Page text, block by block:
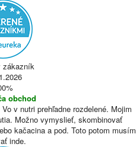
zákazník
obchod
v nutri prehľadne rozdelené. Mojim
Možno vymyslieť, skombinovať
kačacina a pod. Toto potom musím
inde.